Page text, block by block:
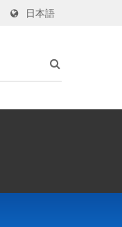
日本語